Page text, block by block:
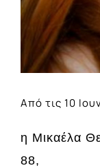
Από τις 10
η Μικαέλα
88,